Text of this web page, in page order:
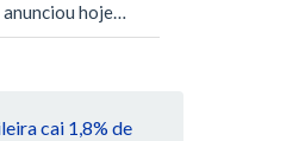
hoje…
cai 1,8% de